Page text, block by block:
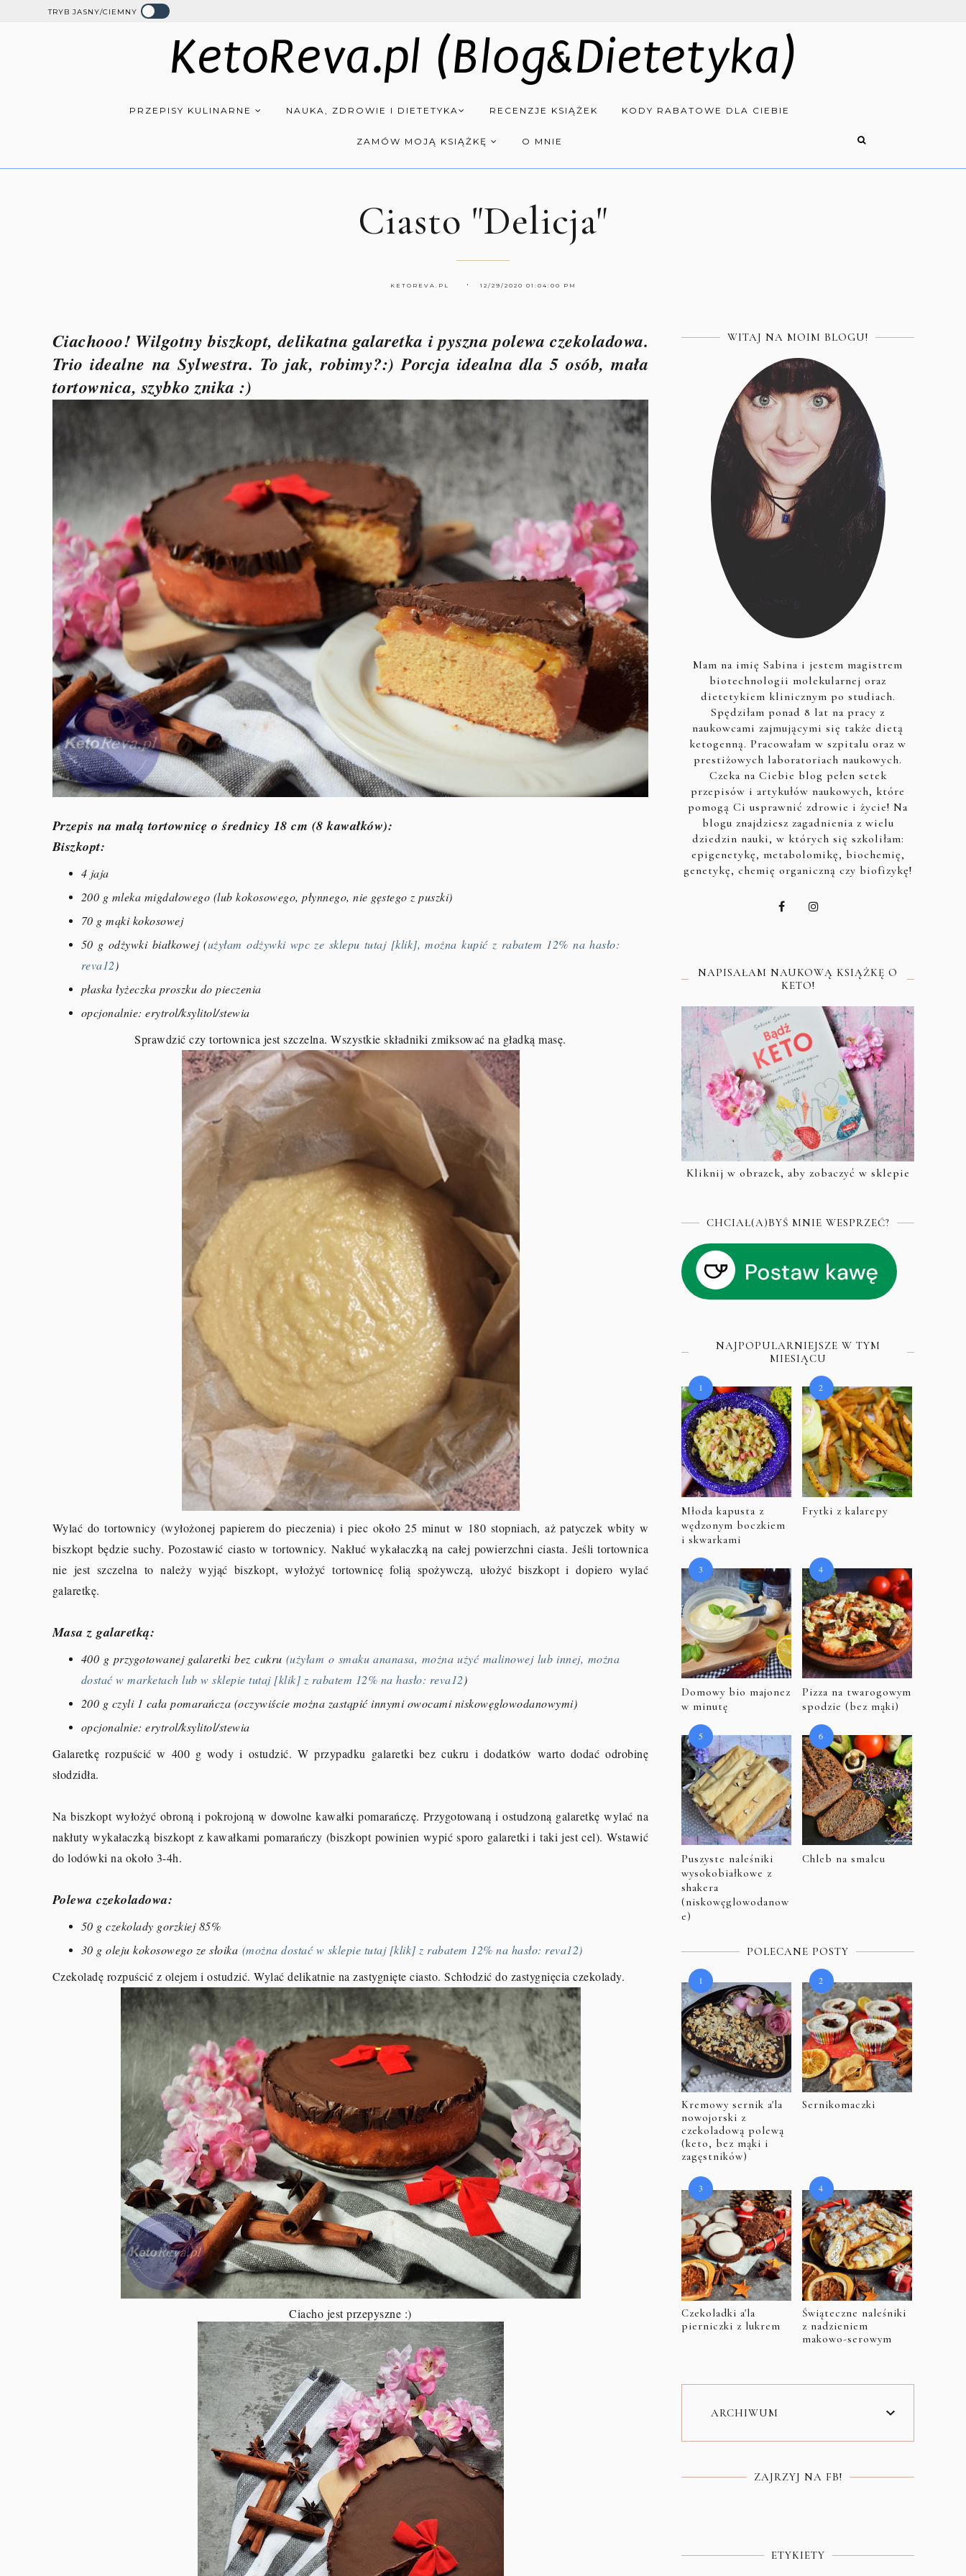
TRYB JASNY/CIEMNY
KetoReva.pl (Blog&Dietetyka)
PRZEPISY KULINARNE NAUKA, ZDROWIE I DIETETYKA RECENZJE KSIĄŻEK KODY RABATOWE DLA CIEBIE
ZAMÓW MOJĄ KSIĄŻKĘ O MNIE
Ciasto "Delicja"
KETOREVA.PL 12/29/2020 01:04:00 PM
Ciachooo! Wilgotny biszkopt, delikatna galaretka i pyszna polewa czekoladowa.
Trio idealne na Sylwestra. To jak, robimy?:) Porcja idealna dla 5 osób, mała
tortownica, szybko znika :)
Przepis na małą tortownicę o średnicy 18 cm (8 kawałków):
Biszkopt:
4 jaja
200 g mleka migdałowego (lub kokosowego, płynnego, nie gęstego z puszki)
70 g mąki kokosowej
50 g odżywki białkowej (użyłam odżywki wpc ze sklepu tutaj [klik], można kupić z rabatem 12% na hasło:
reva12)
płaska łyżeczka proszku do pieczenia
opcjonalnie: erytrol/ksylitol/stewia
Sprawdzić czy tortownica jest szczelna. Wszystkie składniki zmiksować na gładką masę.
Wylać do tortownicy (wyłożonej papierem do pieczenia) i piec około 25 minut w 180 stopniach, aż patyczek wbity w
biszkopt będzie suchy. Pozostawić ciasto w tortownicy. Nakłuć wykałaczką na całej powierzchni ciasta. Jeśli tortownica
nie jest szczelna to należy wyjąć biszkopt, wyłożyć tortownicę folią spożywczą, ułożyć biszkopt i dopiero wylać
galaretkę.
Masa z galaretką:
400 g przygotowanej galaretki bez cukru (użyłam o smaku ananasa, można użyć malinowej lub innej, można
dostać w marketach lub w sklepie tutaj [klik] z rabatem 12% na hasło: reva12)
200 g czyli 1 cała pomarańcza (oczywiście można zastąpić innymi owocami niskowęglowodanowymi)
opcjonalnie: erytrol/ksylitol/stewia
Galaretkę rozpuścić w 400 g wody i ostudzić. W przypadku galaretki bez cukru i dodatków warto dodać odrobinę
słodzidła.
Na biszkopt wyłożyć obroną i pokrojoną w dowolne kawałki pomarańczę. Przygotowaną i ostudzoną galaretkę wylać na
nakłuty wykałaczką biszkopt z kawałkami pomarańczy (biszkopt powinien wypić sporo galaretki i taki jest cel). Wstawić
do lodówki na około 3-4h.
Polewa czekoladowa:
50 g czekolady gorzkiej 85%
30 g oleju kokosowego ze słoika (można dostać w sklepie tutaj [klik] z rabatem 12% na hasło: reva12)
Czekoladę rozpuścić z olejem i ostudzić. Wylać delikatnie na zastygnięte ciasto. Schłodzić do zastygnięcia czekolady.
Ciacho jest przepyszne :)
WITAJ NA MOIM BLOGU!
Mam na imię Sabina i jestem magistrem
biotechnologii molekularnej oraz
dietetykiem klinicznym po studiach.
Spędziłam ponad 8 lat na pracy z
naukowcami zajmującymi się także dietą
ketogenną. Pracowałam w szpitalu oraz w
prestiżowych laboratoriach naukowych.
Czeka na Ciebie blog pełen setek
przepisów i artykułów naukowych, które
pomogą Ci usprawnić zdrowie i życie! Na
blogu znajdziesz zagadnienia z wielu
dziedzin nauki, w których się szkoliłam:
epigenetykę, metabolomikę, biochemię,
genetykę, chemię organiczną czy biofizykę!
NAPISAŁAM NAUKOWĄ KSIĄŻKĘ O
KETO!
Kliknij w obrazek, aby zobaczyć w sklepie
CHCIAŁ(A)BYŚ MNIE WESPRZEĆ?
NAJPOPULARNIEJSZE W TYM
MIESIĄCU
Młoda kapusta z
wędzonym boczkiem
i skwarkami
Frytki z kalarepy
Domowy bio majonez
w minutę
Pizza na twarogowym
spodzie (bez mąki)
Puszyste naleśniki
wysokobiałkowe z
shakera
(niskowęglowodanow
e)
Chleb na smalcu
POLECANE POSTY
Kremowy sernik a'la
nowojorski z
czekoladową polewą
(keto, bez mąki i
zagęstników)
Sernikomaczki
Czekoladki a'la
pierniczki z lukrem
Świąteczne naleśniki
z nadzieniem
makowo-serowym
ARCHIWUM
ZAJRZYJ NA FB!
ETYKIETY